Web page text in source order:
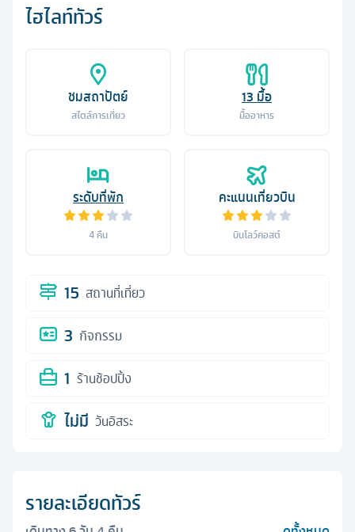
ไฮไลท์ทัวร์
ชมสถาปัตย์
สไตล์การเที่ยว
13 มื้อ
มื้ออาหาร
ระดับที่พัก
4 คืน
คะแนนเที่ยวบิน
บินโลว์คอสต์
15 สถานที่เที่ยว
3 กิจกรรม
1 ร้านช้อปปิ้ง
ไม่มี วันอิสระ
รายละเอียดทัวร์